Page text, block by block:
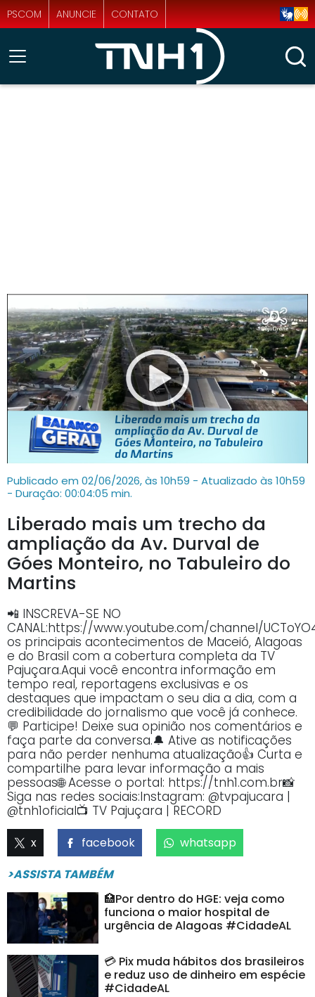
PSCOM ANUNCIE CONTATO
Publicado em 02/06/2026, às 10h59 - Atualizado às 10h59
- Duração: 00:04:05 min.
Liberado mais um trecho da
ampliação da Av. Durval de
Góes Monteiro, no Tabuleiro do
Martins
📲 INSCREVA-SE NO
CANAL:https://www.youtube.com/channel/
os principais acontecimentos de Maceió, Alagoas
e do Brasil com a cobertura completa da TV
Pajuçara.Aqui você encontra informação em
tempo real, reportagens exclusivas e os
destaques que impactam o seu dia a dia, com a
credibilidade do jornalismo que você já conhece.
💬 Participe! Deixe sua opinião nos comentários e
faça parte da conversa.🔔 Ative as notificações
para não perder nenhuma atualização👍 Curta e
compartilhe para levar informação a mais
pessoas🌐 Acesse o portal: https://tnh1.com.br📸
Siga nas redes sociais:Instagram: @tvpajucara |
@tnh1oficial📺 TV Pajuçara | RECORD
x facebook
whatsapp
>ASSISTA TAMBÉM
🏥Por dentro do HGE: veja como
funciona o maior hospital de
urgência de Alagoas #CidadeAL
💳 Pix muda hábitos dos brasileiros
e reduz uso de dinheiro em espécie
#CidadeAL